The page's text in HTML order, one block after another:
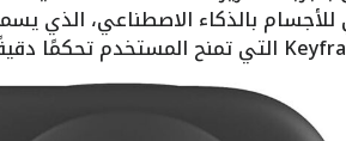
للأجسام بالذكاء الاصطناعي، الذي